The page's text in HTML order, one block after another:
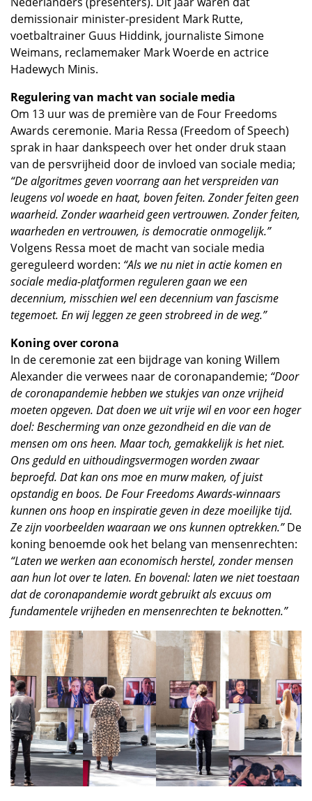
demissionair minister-president Mark Rutte,
voetbaltrainer Guus Hiddink, journaliste Simone
Weimans, reclamemaker Mark Woerde en actrice
Hadewych Minis.
Regulering van macht van sociale media
Om 13 uur was de première van de Four Freedoms
Awards ceremonie. Maria Ressa (Freedom of Speech)
sprak in haar dankspeech over het onder druk staan
van de persvrijheid door de invloed van sociale media;
“De algoritmes geven voorrang aan het verspreiden van
leugens vol woede en haat, boven feiten. Zonder feiten geen
waarheid. Zonder waarheid geen vertrouwen. Zonder feiten,
waarheden en vertrouwen, is democratie onmogelijk.”
Volgens Ressa moet de macht van sociale media
gereguleerd worden: “Als we nu niet in actie komen en
sociale media-platformen reguleren gaan we een
decennium, misschien wel een decennium van fascisme
tegemoet. En wij leggen ze geen strobreed in de weg.”
Koning over corona
In de ceremonie zat een bijdrage van koning Willem
Alexander die verwees naar de coronapandemie; “Door
de coronapandemie hebben we stukjes van onze vrijheid
moeten opgeven. Dat doen we uit vrije wil en voor een hoger
doel: Bescherming van onze gezondheid en die van de
mensen om ons heen. Maar toch, gemakkelijk is het niet.
Ons geduld en uithoudingsvermogen worden zwaar
beproefd. Dat kan ons moe en murw maken, of juist
opstandig en boos. De Four Freedoms Awards-winnaars
kunnen ons hoop en inspiratie geven in deze moeilijke tijd.
Ze zijn voorbeelden waaraan we ons kunnen optrekken.”De
koning benoemde ook het belang van mensenrechten:
“Laten we werken aan economisch herstel, zonder mensen
aan hun lot over te laten. En bovenal: laten we niet toestaan
dat de coronapandemie wordt gebruikt als excuus om
fundamentele vrijheden en mensenrechten te beknotten.”